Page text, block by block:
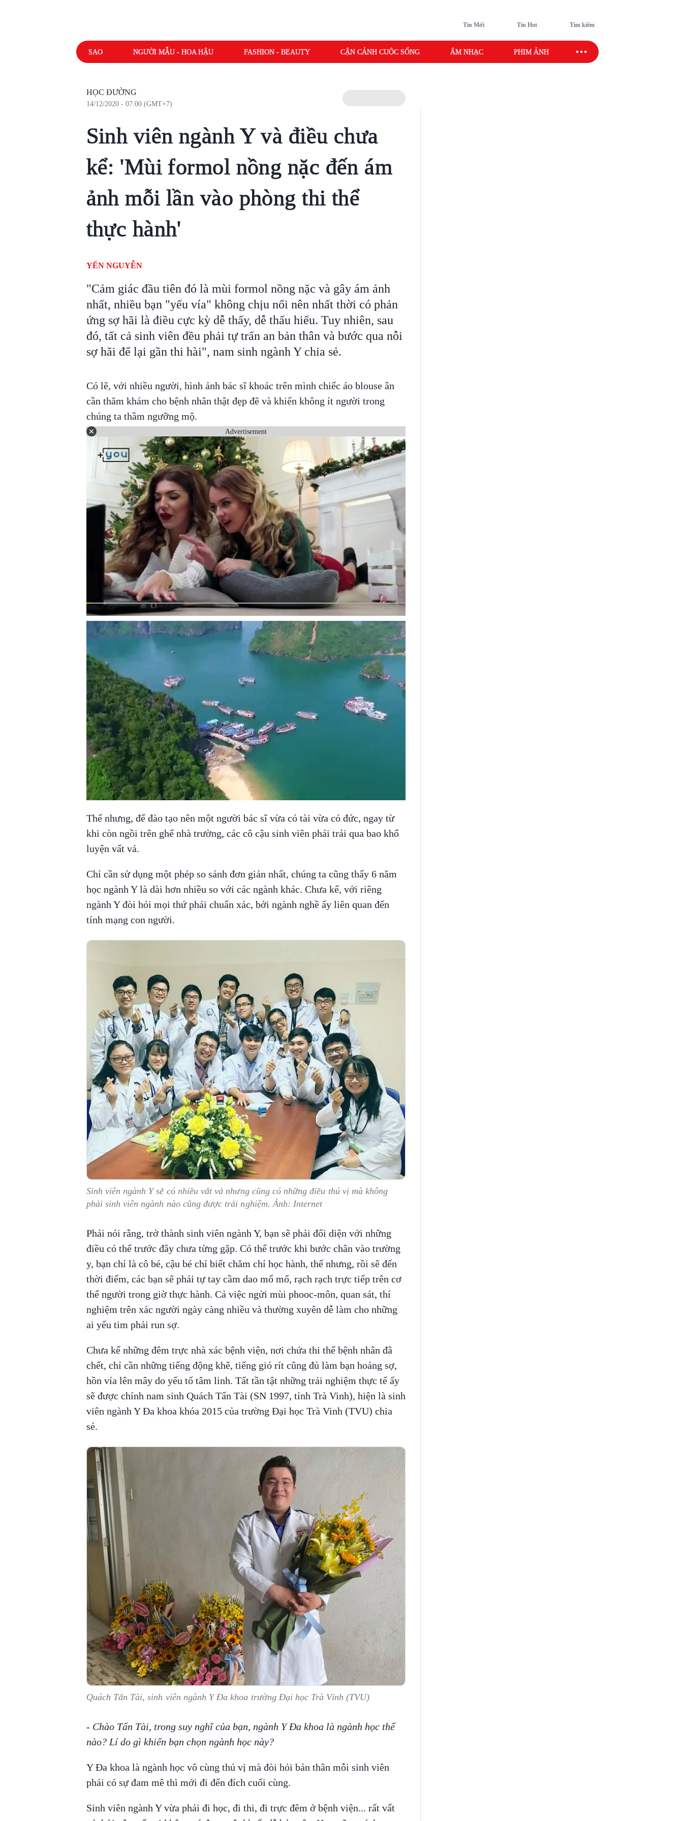
Tin Mới Tin Hot Tìm kiếm
SAO NGƯỜI MẪU - HOA HẬU FASHION - BEAUTY CẬN CẢNH CUỘC SỐNG ÂM NHẠC PHIM ẢNH SAO SPORT
HỌC ĐƯỜNG
14/12/2020 - 07:00 (GMT+7)
Sinh viên ngành Y và điều chưa
kể: 'Mùi formol nồng nặc đến ám
ảnh mỗi lần vào phòng thi thể
thực hành'
YẾN NGUYỄN
"Cảm giác đầu tiên đó là mùi formol nồng nặc và gây ám ảnh
nhất, nhiều bạn "yếu vía" không chịu nổi nên nhất thời có phản
ứng sợ hãi là điều cực kỳ dễ thấy, dễ thấu hiểu. Tuy nhiên, sau
đó, tất cả sinh viên đều phải tự trấn an bản thân và bước qua nỗi
sợ hãi để lại gần thi hài", nam sinh ngành Y chia sẻ.
Có lẽ, với nhiều người, hình ảnh bác sĩ khoác trên mình chiếc áo blouse ân
cần thăm khám cho bệnh nhân thật đẹp đẽ và khiến không ít người trong
chúng ta thầm ngưỡng mộ.
Advertisement
Thế nhưng, để đào tạo nên một người bác sĩ vừa có tài vừa có đức, ngay từ
khi còn ngồi trên ghế nhà trường, các cô cậu sinh viên phải trải qua bao khổ
luyện vất vả.
Chỉ cần sử dụng một phép so sánh đơn giản nhất, chúng ta cũng thấy 6 năm
học ngành Y là dài hơn nhiều so với các ngành khác. Chưa kể, với riêng
ngành Y đòi hỏi mọi thứ phải chuẩn xác, bởi ngành nghề ấy liên quan đến
tính mạng con người.
Sinh viên ngành Y sẽ có nhiều vất vả nhưng cũng có những điều thú vị mà không
phải sinh viên ngành nào cũng được trải nghiệm. Ảnh: Internet
Phải nói rằng, trở thành sinh viên ngành Y, bạn sẽ phải đối diện với những
điều có thể trước đây chưa từng gặp. Có thể trước khi bước chân vào trường
y, bạn chỉ là cô bé, cậu bé chỉ biết chăm chỉ học hành, thế nhưng, rồi sẽ đến
thời điểm, các bạn sẽ phải tự tay cầm dao mổ mổ, rạch rạch trực tiếp trên cơ
thể người trong giờ thực hành. Cả việc ngửi mùi phooc-môn, quan sát, thí
nghiệm trên xác người ngày càng nhiều và thường xuyên dễ làm cho những
ai yếu tim phải run sợ.
Chưa kể những đêm trực nhà xác bệnh viện, nơi chứa thi thể bệnh nhân đã
chết, chỉ cần những tiếng động khẽ, tiếng gió rít cũng đủ làm bạn hoảng sợ,
hồn vía lên mây do yếu tố tâm linh. Tất tần tật những trải nghiệm thực tế ấy
sẽ được chính nam sinh Quách Tấn Tài (SN 1997, tỉnh Trà Vinh), hiện là sinh
viên ngành Y Đa khoa khóa 2015 của trường Đại học Trà Vinh (TVU) chia
sẻ.
Quách Tấn Tài, sinh viên ngành Y Đa khoa trường Đại học Trà Vinh (TVU)
- Chào Tấn Tài, trong suy nghĩ của bạn, ngành Y Đa khoa là ngành học thế
nào? Lí do gì khiến bạn chọn ngành học này?
Y Đa khoa là ngành học vô cùng thú vị mà đòi hỏi bản thân mỗi sinh viên
phải có sự đam mê thì mới đi đến đích cuối cùng.
Sinh viên ngành Y vừa phải đi học, đi thi, đi trực đêm ở bệnh viện... rất vất